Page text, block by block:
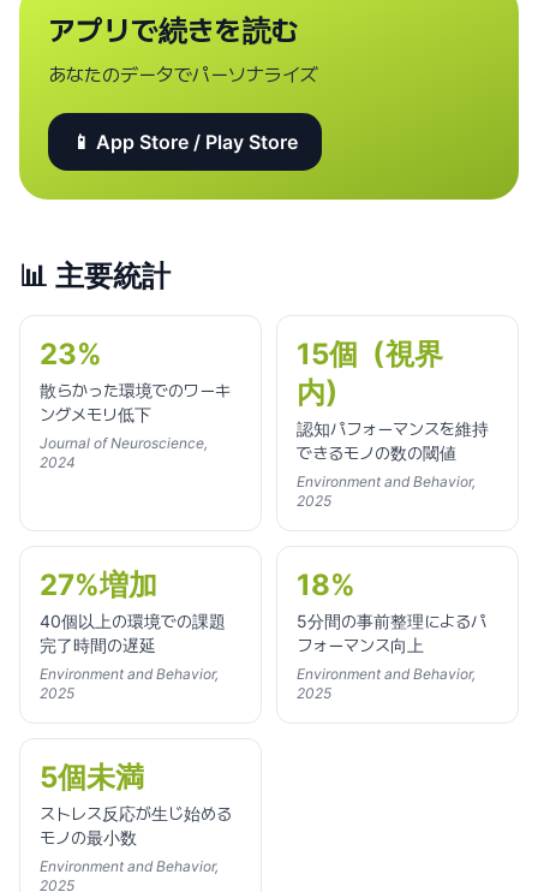
アプリで続きを読む
あなたのデータでパーソナライズ
📱 App Store / Play Store
📊 主要統計
23%
散らかった環境でのワーキ
ングメモリ低下
Journal of Neuroscience,
2024
15個（視界
内）
認知パフォーマンスを維持
できるモノの数の閾値
Environment and Behavior,
2025
27%増加
40個以上の環境での課題
完了時間の遅延
Environment and Behavior,
2025
18%
5分間の事前整理によるパ
フォーマンス向上
Environment and Behavior,
2025
5個未満
ストレス反応が生じ始める
モノの最小数
Environment and Behavior,
2025